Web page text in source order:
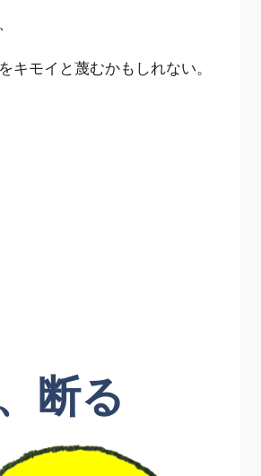
キモイと蔑むかもしれない。
断る